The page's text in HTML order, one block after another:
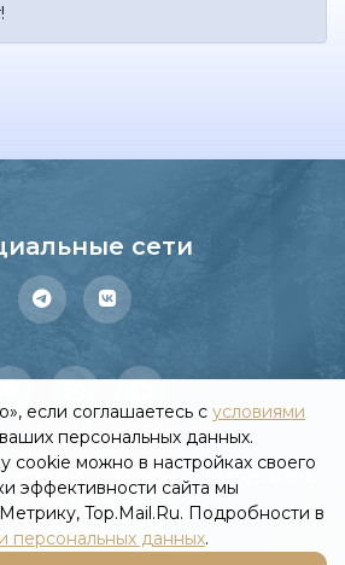
сети
Курсы
Материалы
Личный кабинет
если соглашаетесь с условиями
персональных данных.
cookie можно в настройках своего
эффективности сайта мы
Top.Mail.Ru. Подробности в
персональных данных.